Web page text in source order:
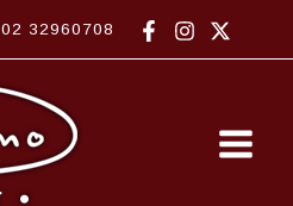
02 32960708
Main